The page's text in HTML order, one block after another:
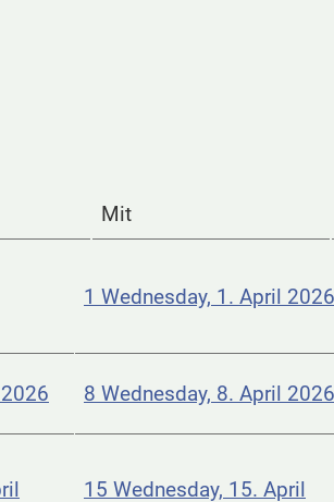
Mit
1 Wednesday, 1. April 2026
8 Wednesday, 8. April 2026
15 Wednesday, 15. April